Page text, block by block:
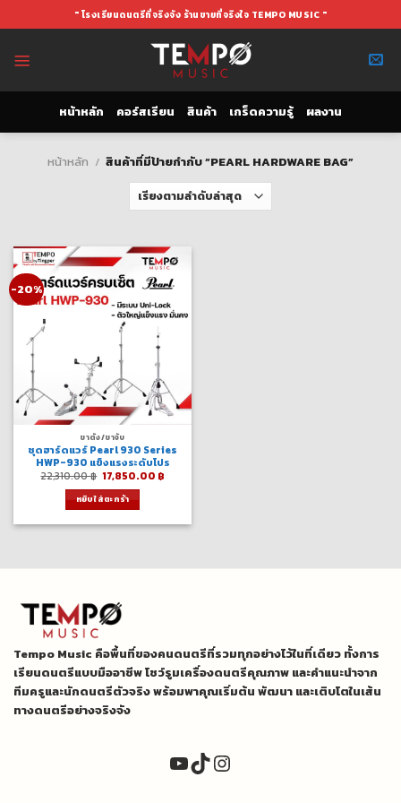
to
" โรงเรียนดนตรีที่จริงจัง ร้านขายที่จริงใจ TEMPO MUSIC "
หน้าหลัก คอร์สเรียน สินค้า เกร็ดความรู้ ผลงาน
หน้าหลัก / สินค้าที่มีป้ายกำกับ “PEARL HARDWARE BAG”
-20%
ขาตั้ง/ขาจับ
ชุดฮาร์ดแวร์ Pearl 930 Series
HWP-930 แข็งแรงระดับโปร
22,310.00฿ Original
price
was:
22,310.00 ฿.
17,850.00 ฿Current
หยิบใส่ตะกร้า
Tempo Music คือพื้นที่ของคนดนตรีที่รวมทุกอย่างไว้ในที่เดียว ทั้งการ
เรียนดนตรีแบบมืออาชีพ โชว์รูมเครื่องดนตรีคุณภาพ และคำแนะนำจาก
ทีมครูและนักดนตรีตัวจริง พร้อมพาคุณเริ่มต้น พัฒนา และเติบโตในเส้น
ทางดนตรีอย่างจริงจัง
YouTube
TikTok
Instagram